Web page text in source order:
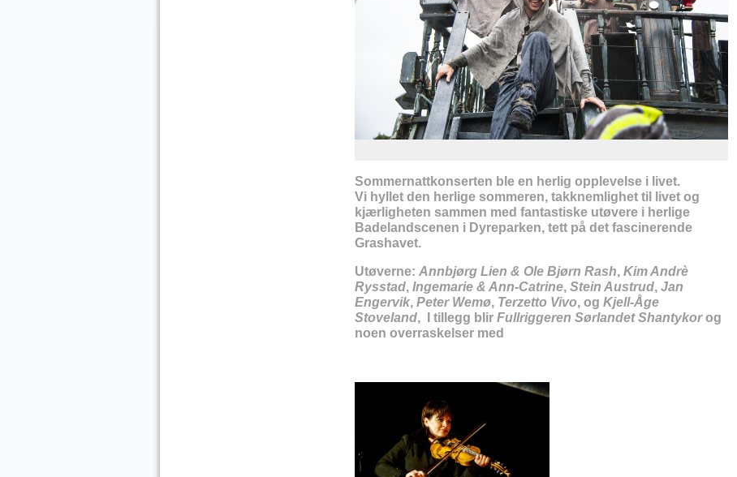
Sommernattkonserten ble en herlig opplevelse i livet.
Vi hyllet den herlige sommeren, takknemlighet til livet og
kjærligheten sammen med fantastiske utøvere i herlige
Badelandscenen i Dyreparken, tett på det fascinerende
Grashavet.
Utøverne: Annbjørg Lien & Ole Bjørn Rash, Kim Andrè
Rysstad, Ingemarie & Ann-Catrine, Stein Austrud, Jan
Engervik, Peter Wemø, Terzetto Vivo, og Kjell-Åge
Stoveland, I tillegg blir Fullriggeren Sørlandet Shantykorog
noen overraskelser med